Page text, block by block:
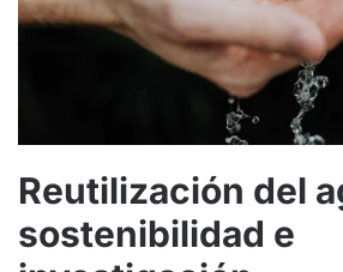
Reutilización del
sostenibilidad e